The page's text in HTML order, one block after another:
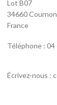
Lot B07
34660
France
Téléphone : 04
Écrivez-nous :